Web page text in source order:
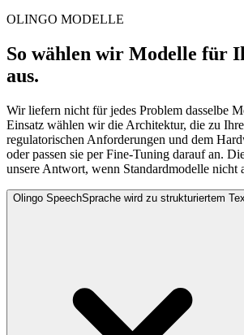
OLINGO MODELLE
So wählen wir Modelle für
aus.
Wir liefern nicht für jedes Problem dasselbe
Einsatz wählen wir die Architektur, die zu
regulatorischen Anforderungen und dem
oder passen sie per Fine-Tuning darauf an.
unsere Antwort, wenn Standardmodelle nicht
Olingo SpeechSprache wird zu strukturiertem